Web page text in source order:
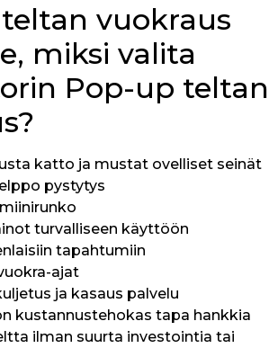
vuokraus
miksi valita
Pop-up teltan
katto ja mustat ovelliset seinät
pystytys
turvalliseen käyttöön
tapahtumiin
ajat
ja kasaus palvelu
kustannustehokas tapa hankkia
ilman suurta investointia tai